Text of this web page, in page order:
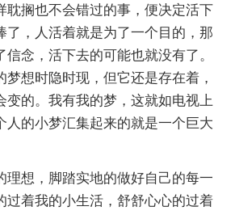
耽搁也不会错过的事，便决定活下
了，人活着就是为了一个目的，那
念，活下去的可能也就没有了。
梦想时隐时现，但它还是存在着，
变的。我有我的梦，这就如电视上
人的小梦汇集起来的就是一个巨大
理想，脚踏实地的做好自己的每一
过着我的小生活，舒舒心心的过着